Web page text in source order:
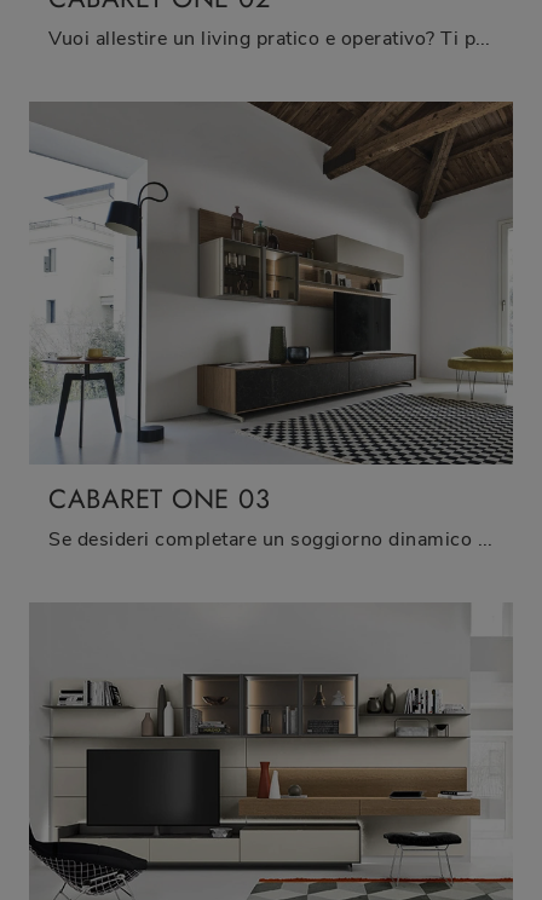
Vuoi allestire un living pratico e operativo? Ti presentiamo la parete attrezzata Cabaret One 02 Sangiacomo dalle linee decise moderne.
CABARET ONE 03
Se desideri completare un soggiorno dinamico e operativo dalle linee moderne, ti offriamo la parete attrezzata Cabaret One 03 Sangiacomo.